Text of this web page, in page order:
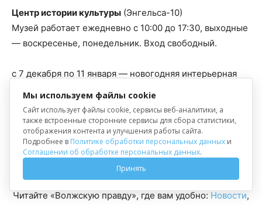
Центр истории культуры (Энгельса-10)
Музей работает ежедневно с 10:00 до 17:30, выходные
— воскресенье, понедельник. Вход свободный.
с 7 декабря по 11 января — новогодняя интерьерная
Новый экспериментальный театр (+7 8442 3808-
45, +7 8442 38-08-40 )
в 19:00 — «Стакан воды» (12+)
Читайте «Волжскую правду», где вам удобно: Новости,
Мы используем файлы cookie
Сайт использует файлы cookie, сервисы веб-аналитики, а
также встроенные сторонние сервисы для сбора статистики,
отображения контента и улучшения работы сайта.
Подробнее в Политике обработки персональных данных и
Соглашении об обработке персональных данных.
Принять